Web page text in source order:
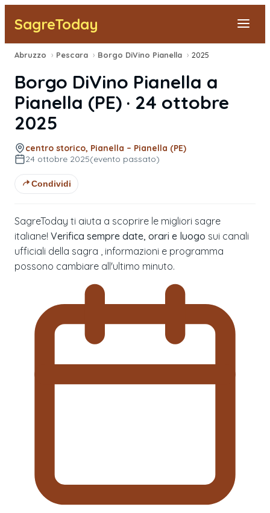
SagreToday
Segnala una sagra
Tutte le Sagre
Vicino a Me
Abruzzo › Pescara › Borgo DiVino Pianella › 2025
Borgo DiVino Pianella a
Pianella (PE) · 24 ottobre
2025
centro storico, Pianella – Pianella (PE)
24 ottobre 2025(evento passato)
Condividi
SagreToday ti aiuta a scoprire le migliori sagre
italiane! Verifica sempre date, orari e luogo sui canali
ufficiali della sagra , informazioni e programma
possono cambiare all'ultimo minuto.